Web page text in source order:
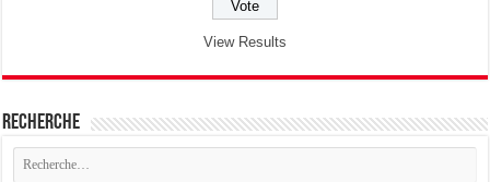
View Results
Recherche